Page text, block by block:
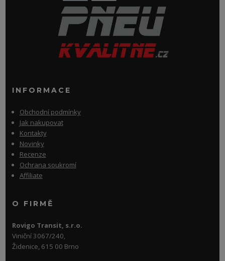
INFORMACE
Obchodní podmínky
Jak nakupovat
Kontakty
Novinky
Recenze
Ochrana soukromí
Affiliate
O FIRMĚ
Rovigo Transit, s.r.o.
Viniční 3067/240,
Židenice, 615 00 Brno